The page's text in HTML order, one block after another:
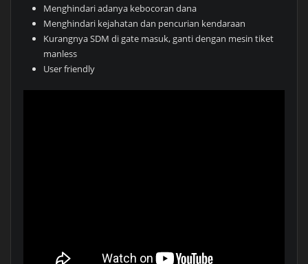
Menghindari adanya kebocoran dana
Menghindari kejahatan dan pencurian kendaraan
Kurangnya SDM di gate masuk, ganti dengan mesin tiket
manless
User friendly